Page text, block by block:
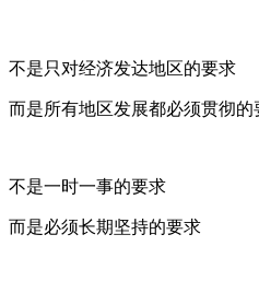
不是只对经济发达地区的要求
而是所有地区发展都必须贯彻的
不是一时一事的要求
而是必须长期坚持的要求